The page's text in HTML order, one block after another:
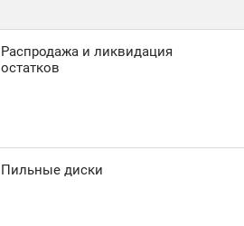
Распродажа и ликвидация
остатков
Пильные диски